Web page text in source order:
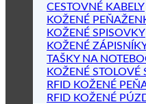
CESTOVNÉ KABELY
KOŽENÉ
KOŽENÉ SPISOVKY
KOŽENÉ
TAŠKY NA
KOŽENÉ STOLOVÉ
RFID KOŽENÉ
RFID KOŽENÉ